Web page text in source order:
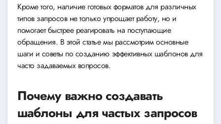
Кроме того, наличие готовых форматов для различных
типов запросов не только упрощает работу, но и
помогает быстрее реагировать на поступающие
обращения. В этой статье мы рассмотрим основные
шаги и советы по созданию эффективных шаблонов для
часто задаваемых вопросов.
Почему важно создавать
шаблоны для частых запросов